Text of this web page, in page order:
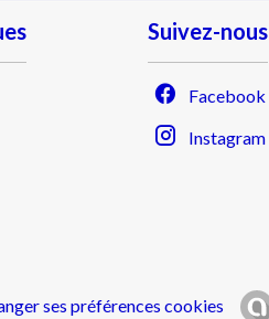
Suivez-nous
Facebook
Instagram
ses préférences cookies